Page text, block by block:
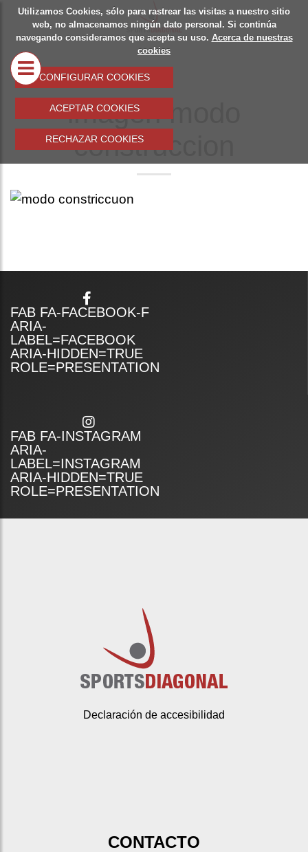
Utilizamos Cookies, sólo para rastrear las visitas a nuestro sitio
web, no almacenamos ningún dato personal. Si continúa
navegando consideramos que acepta su uso. Acerca de nuestras
cookies
CONFIGURAR COOKIES
ACEPTAR COOKIES
RECHAZAR COOKIES
SOBRE
NOSOTROS
imagen modo
construccion
FAB FA-FACEBOOK-F
ARIA-
LABEL=FACEBOOK
ARIA-HIDDEN=TRUE
ROLE=PRESENTATION
FAB FA-INSTAGRAM
ARIA-
LABEL=INSTAGRAM
ARIA-HIDDEN=TRUE
ROLE=PRESENTATION
Declaración de accesibilidad
CONTACTO